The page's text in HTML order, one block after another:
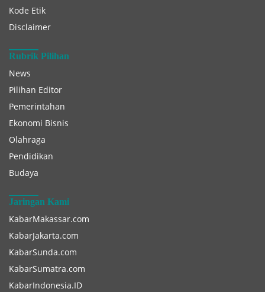
Kode Etik
Disclaimer
Rubrik Pilihan
News
Pilihan Editor
Pemerintahan
Ekonomi Bisnis
Olahraga
Pendidikan
Budaya
Jaringan Kami
KabarMakassar.com
KabarJakarta.com
KabarSunda.com
KabarSumatra.com
KabarIndonesia.ID